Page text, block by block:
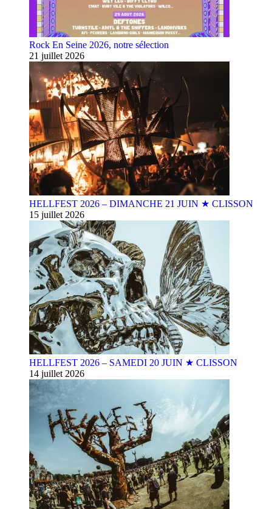
Rock En Seine 2026, notre sélection
21 juillet 2026
HELLFEST 2026 – DIMANCHE 21 JUIN ★ CLISSON
15 juillet 2026
HELLFEST 2026 – SAMEDI 20 JUIN ★ CLISSON
14 juillet 2026